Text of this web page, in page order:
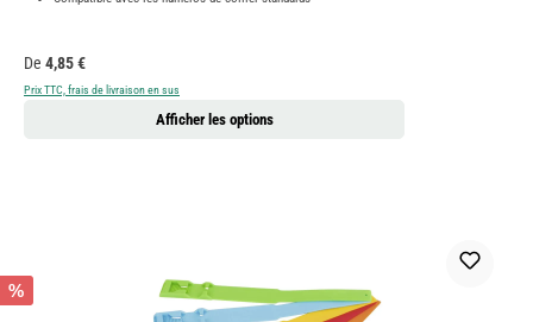
Prix régulier :
De 4,85 €
Prix TTC, frais de livraison en sus
Afficher les options
%